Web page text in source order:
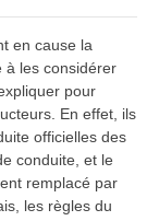
en cause la
à les considérer
pour
En effet, ils
officielles des
conduite, et le
remplacé par
les règles du